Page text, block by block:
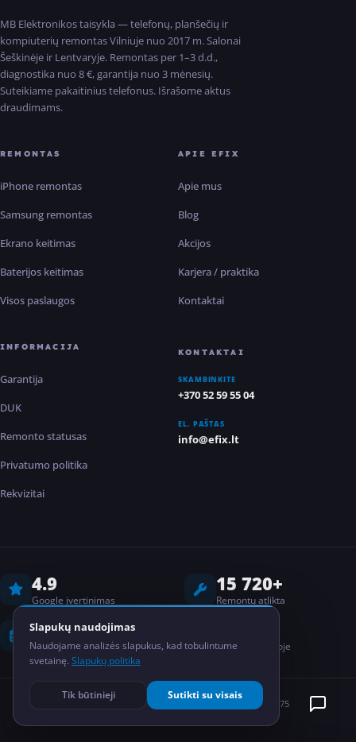
MB Elektronikos taisykla — telefonų, planšečių ir
kompiuterių remontas Vilniuje nuo 2017 m. Salonai
Šeškinėje ir Lentvaryje. Remontas per 1–3 d.d.,
diagnostika nuo 8 €, garantija nuo 3 mėnesių.
Suteikiame pakaitinius telefonus. Išrašome aktus
draudimams.
REMONTAS
iPhone remontas
Samsung remontas
Ekrano keitimas
Baterijos keitimas
Visos paslaugos
APIE EFIX
Apie mus
Blog
Akcijos
Karjera / praktika
Kontaktai
INFORMACIJA
Garantija
DUK
Remonto statusas
Privatumo politika
Rekvizitai
KONTAKTAI
SKAMBINKITE
+370 52 59 55 04
EL. PAŠTAS
info@efix.lt
4.9
Google įvertinimas
15 720+
Remontų atlikta
8 metai
Darbo patirtis Salonai Lietuvoje
EFIX MB Elektronikos taisykla
Kodas: 304835075
Slapukų naudojimas
Naudojame analizės slapukus, kad tobulintume
svetainę. Slapukų politika
Tik būtinieji Sutikti su visais